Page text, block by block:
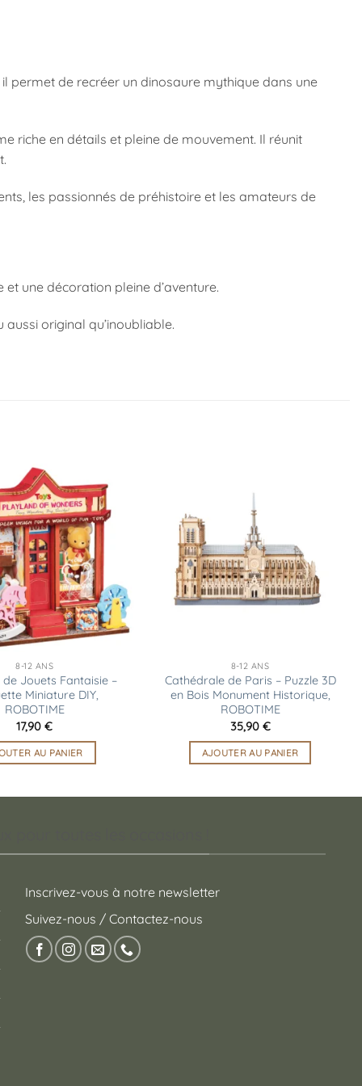
permet de recréer un dinosaure mythique dans une
riche en détails et pleine de mouvement. Il réunit
les passionnés de préhistoire et les amateurs de
une décoration pleine d’aventure.
original qu’inoubliable.
Ajouter
à la
liste
d’envies
8-12 ANS
de Jouets Fantaisie –
Miniature DIY,
ROBOTIME
17,90€
AU PANIER
8-12 ANS
Cathédrale de Paris – Puzzle 3D
en Bois Monument Historique,
ROBOTIME
35,90 €
AJOUTER AU PANIER
Inscrivez-vous à notre newsletter
Suivez-nous / Contactez-nous